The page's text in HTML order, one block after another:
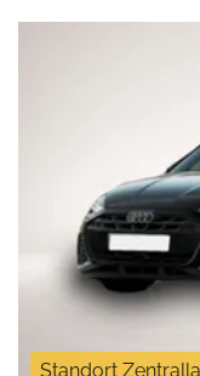
Standort